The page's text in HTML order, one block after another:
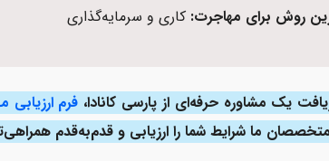
روش برای مهاجرت: کاری و سرمایه‌گذاری
یک مشاوره حرفه‌ای از پارسی کانادا، فرم ارزیابی
ما شرایط شما را ارزیابی و قدم‌به‌قدم